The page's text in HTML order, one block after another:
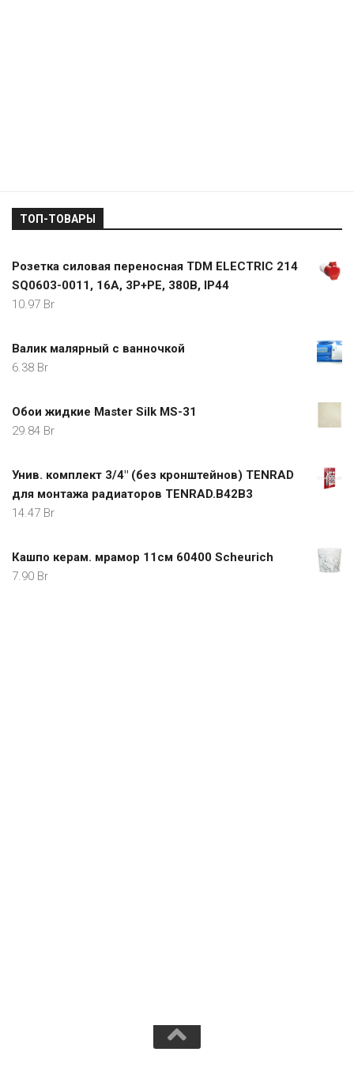
ТОП-ТОВАРЫ
Розетка силовая переносная TDM ELEСTRIС 214
SQ0603-0011, 16А, 3Р+РЕ, 380В, IP44
10.97 Br
Валик малярный с ванночкой
6.38 Br
Обои жидкие Master Silk MS-31
29.84 Br
Унив. комплект 3/4" (без кронштейнов) TENRAD
для монтажа радиаторов TENRAD.В42B3
14.47 Br
Кашпо керам. мрамор 11см 60400 Scheurich
7.90 Br